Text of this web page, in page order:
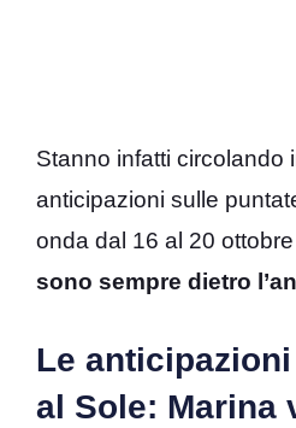
Stanno infatti circolando
anticipazioni sulle
onda dal 16 al 20
sono sempre dietro
Le
al Sole: Marina